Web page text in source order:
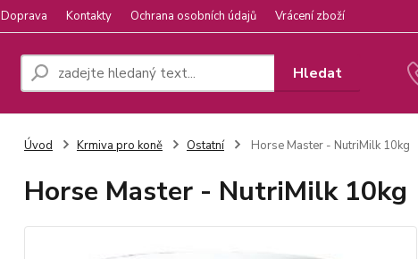
Doprava Kontakty Ochrana osobních údajů Vrácení zboží
Hledat
Úvod Krmiva pro koně Ostatní Horse Master - NutriMilk 10kg
Horse Master - NutriMilk 10kg